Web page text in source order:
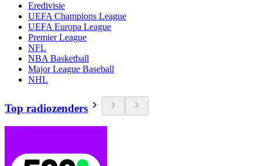
Eredivisie
UEFA Champions League
UEFA Europa League
Premier League
NFL
NBA Basketball
Major League Baseball
NHL
Top radiozenders